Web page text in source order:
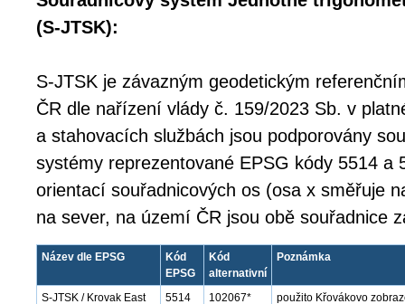
(S-JTSK):
S-JTSK je závazným geodetickým
ČR dle nařízení vlády č. 159/2023 Sb. v
a stahovacích službách jsou podporovány
systémy reprezentované EPSG kódy 5514 a
orientací souřadnicových os (osa x směřuje
na sever, na území ČR jsou obě souřadnice
Název dle EPSG
Kód
EPSG
Kód
alternativní
Poznámka
S-JTSK / Krovak East
5514 102067*
použito Křovákovo